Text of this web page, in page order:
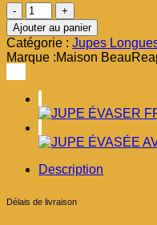
quantité
de
JUPE
ÉVASER
AVEC
POCHE
:
Mariane
Ajouter au panier
Catégorie : Jupes
Marque :Maison
Description
Délais de livraison